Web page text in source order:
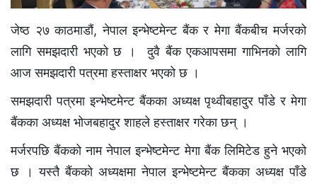
जेष्ठ २७ काठमाडौं, नेपाल इन्भेष्टमेन्ट बैंक र मेगा बैंकबीच मर्जरको
लागि समझदारी भएको छ । दुवै बैंक एकआपसमा गाभिनको लागि
आज समझदारी पत्रमा हस्ताक्षर भएको छ ।
समझदारी पत्रमा इन्भेष्टमेन्ट बैंकका अध्यक्ष पृथ्वीबहादुर पाँडे र मेगा
बैंकका अध्यक्ष भोजबहादुर शाहले हस्ताक्षर गरेका छन् ।
मर्जरपछि बैंकको नाम नेपाल इन्भेष्टमेन्ट मेगा बैंक लिमिटेड हुने भएको
छ । यस्तै बैंकको अध्यक्षमा नेपाल इन्भेष्टमेन्ट बैंकका अध्यक्ष पाँडे